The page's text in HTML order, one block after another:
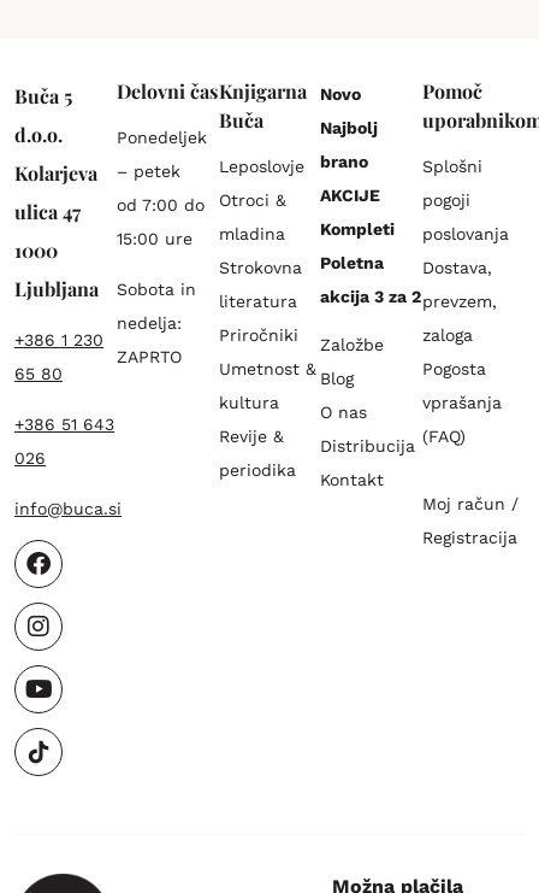
Buča 5
d.o.o.
Kolarjeva
ulica 47
1000
Ljubljana
+386 1 230
65 80
+386 51 643
026
info@buca.si
Delovni čas
Ponedeljek
– petek
od 7:00 do
15:00 ure
Sobota in
nedelja:
ZAPRTO
Knjigarna
Buča
Leposlovje
Otroci &
mladina
Strokovna
literatura
Priročniki
Umetnost &
kultura
Revije &
periodika
Novo
Najbolj
brano
AKCIJE
Kompleti
Poletna
akcija 3 za 2
Založbe
Blog
O nas
Distribucija
Kontakt
Pomoč
Splošni
pogoji
poslovanja
Dostava,
prevzem,
zaloga
Pogosta
vprašanja
(FAQ)
Moj račun /
Registracija
Možna plačila